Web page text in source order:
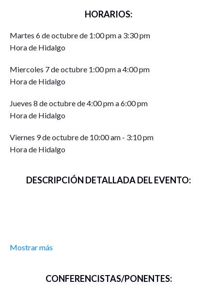
HORARIOS:
Martes 6 de octubre de 1:00 pm a 3:30 pm
Hora de Hidalgo
Miercoles 7 de octubre 1:00 pm a 4:00 pm
Hora de Hidalgo
Jueves 8 de octubre de 4:00 pm a 6:00 pm
Hora de Hidalgo
Viernes 9 de octubre de 10:00 am - 3:10 pm
Hora de Hidalgo
DESCRIPCIÓN DETALLADA DEL EVENTO:
Mostrar más
CONFERENCISTAS/PONENTES: